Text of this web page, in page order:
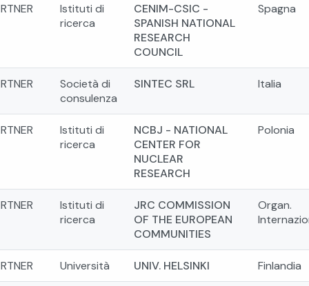
Istituti di
ricerca
CENIM-CSIC -
SPANISH NATIONAL
RESEARCH
COUNCIL
Spagna
Società di
consulenza
SINTEC SRL Italia
Istituti di
ricerca
NCBJ - NATIONAL
CENTER FOR
NUCLEAR
RESEARCH
Polonia
Istituti di
ricerca
JRC COMMISSION
OF THE EUROPEAN
COMMUNITIES
Organ.
Università UNIV. HELSINKI Finlandia